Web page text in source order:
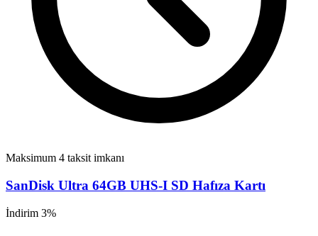
Maksimum 4 taksit imkanı
SanDisk Ultra 64GB UHS-I SD Hafıza Kartı
İndirim 3%